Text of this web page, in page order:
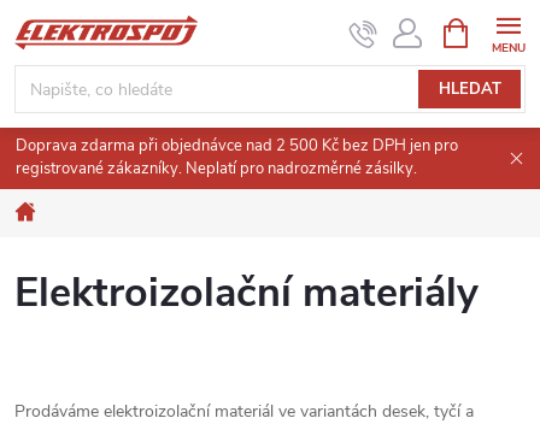
Přejít
na
obsah
HLEDAT
NÁKUPNÍ
KOŠÍK
Doprava zdarma při objednávce nad 2 500 Kč bez DPH jen pro
registrované zákazníky. Neplatí pro nadrozměrné zásilky.
Elektroizolační materiály
Prodáváme elektroizolační materiál ve variantách desek, tyčí a